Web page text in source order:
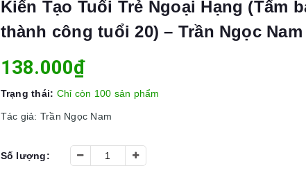
Kiến Tạo Tuổi Trẻ Ngoại Hạng (Tấm
thành công tuổi 20) – Trần Ngọc Nam
138.000₫
Trạng thái: Chỉ còn 100 sản phẩm
Tác giả: Trần Ngọc Nam
Số lượng: